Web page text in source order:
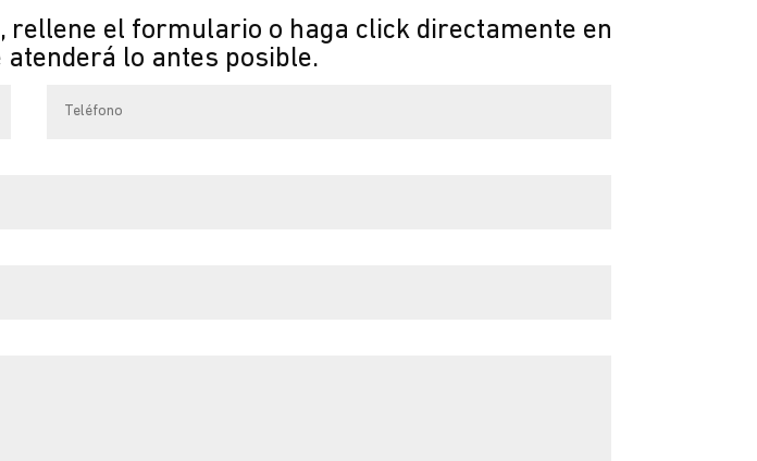
el formulario o haga click directamente en
atenderá lo antes posible.